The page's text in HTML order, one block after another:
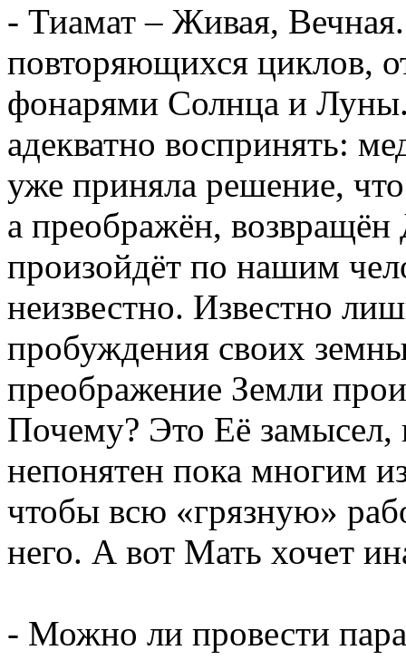
- Тиамат – Живая,
повторяющихся циклов,
фонарями Солнца и
адекватно воспринять:
уже приняла решение,
а преображён,
произойдёт по нашим
неизвестно. Известно
пробуждения своих
преображение Земли
Почему? Это Её замысел,
непонятен пока многим
чтобы всю «грязную»
него. А вот Мать хочет
- Можно ли провести